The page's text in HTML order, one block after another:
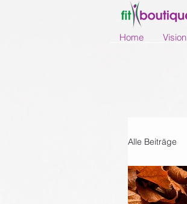
Home Vision
Alle Beiträge
Rezepte